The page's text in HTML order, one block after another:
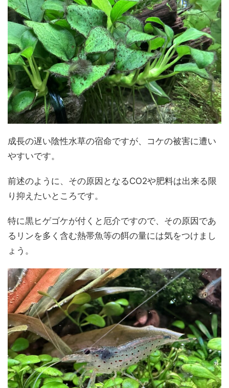
成長の遅い陰性水草の宿命ですが、コケの被害に遭い
やすいです。
前述のように、その原因となるCO2や肥料は出来る限
り抑えたいところです。
特に黒ヒゲゴケが付くと厄介ですので、その原因であ
るリンを多く含む熱帯魚等の餌の量には気をつけまし
ょう。